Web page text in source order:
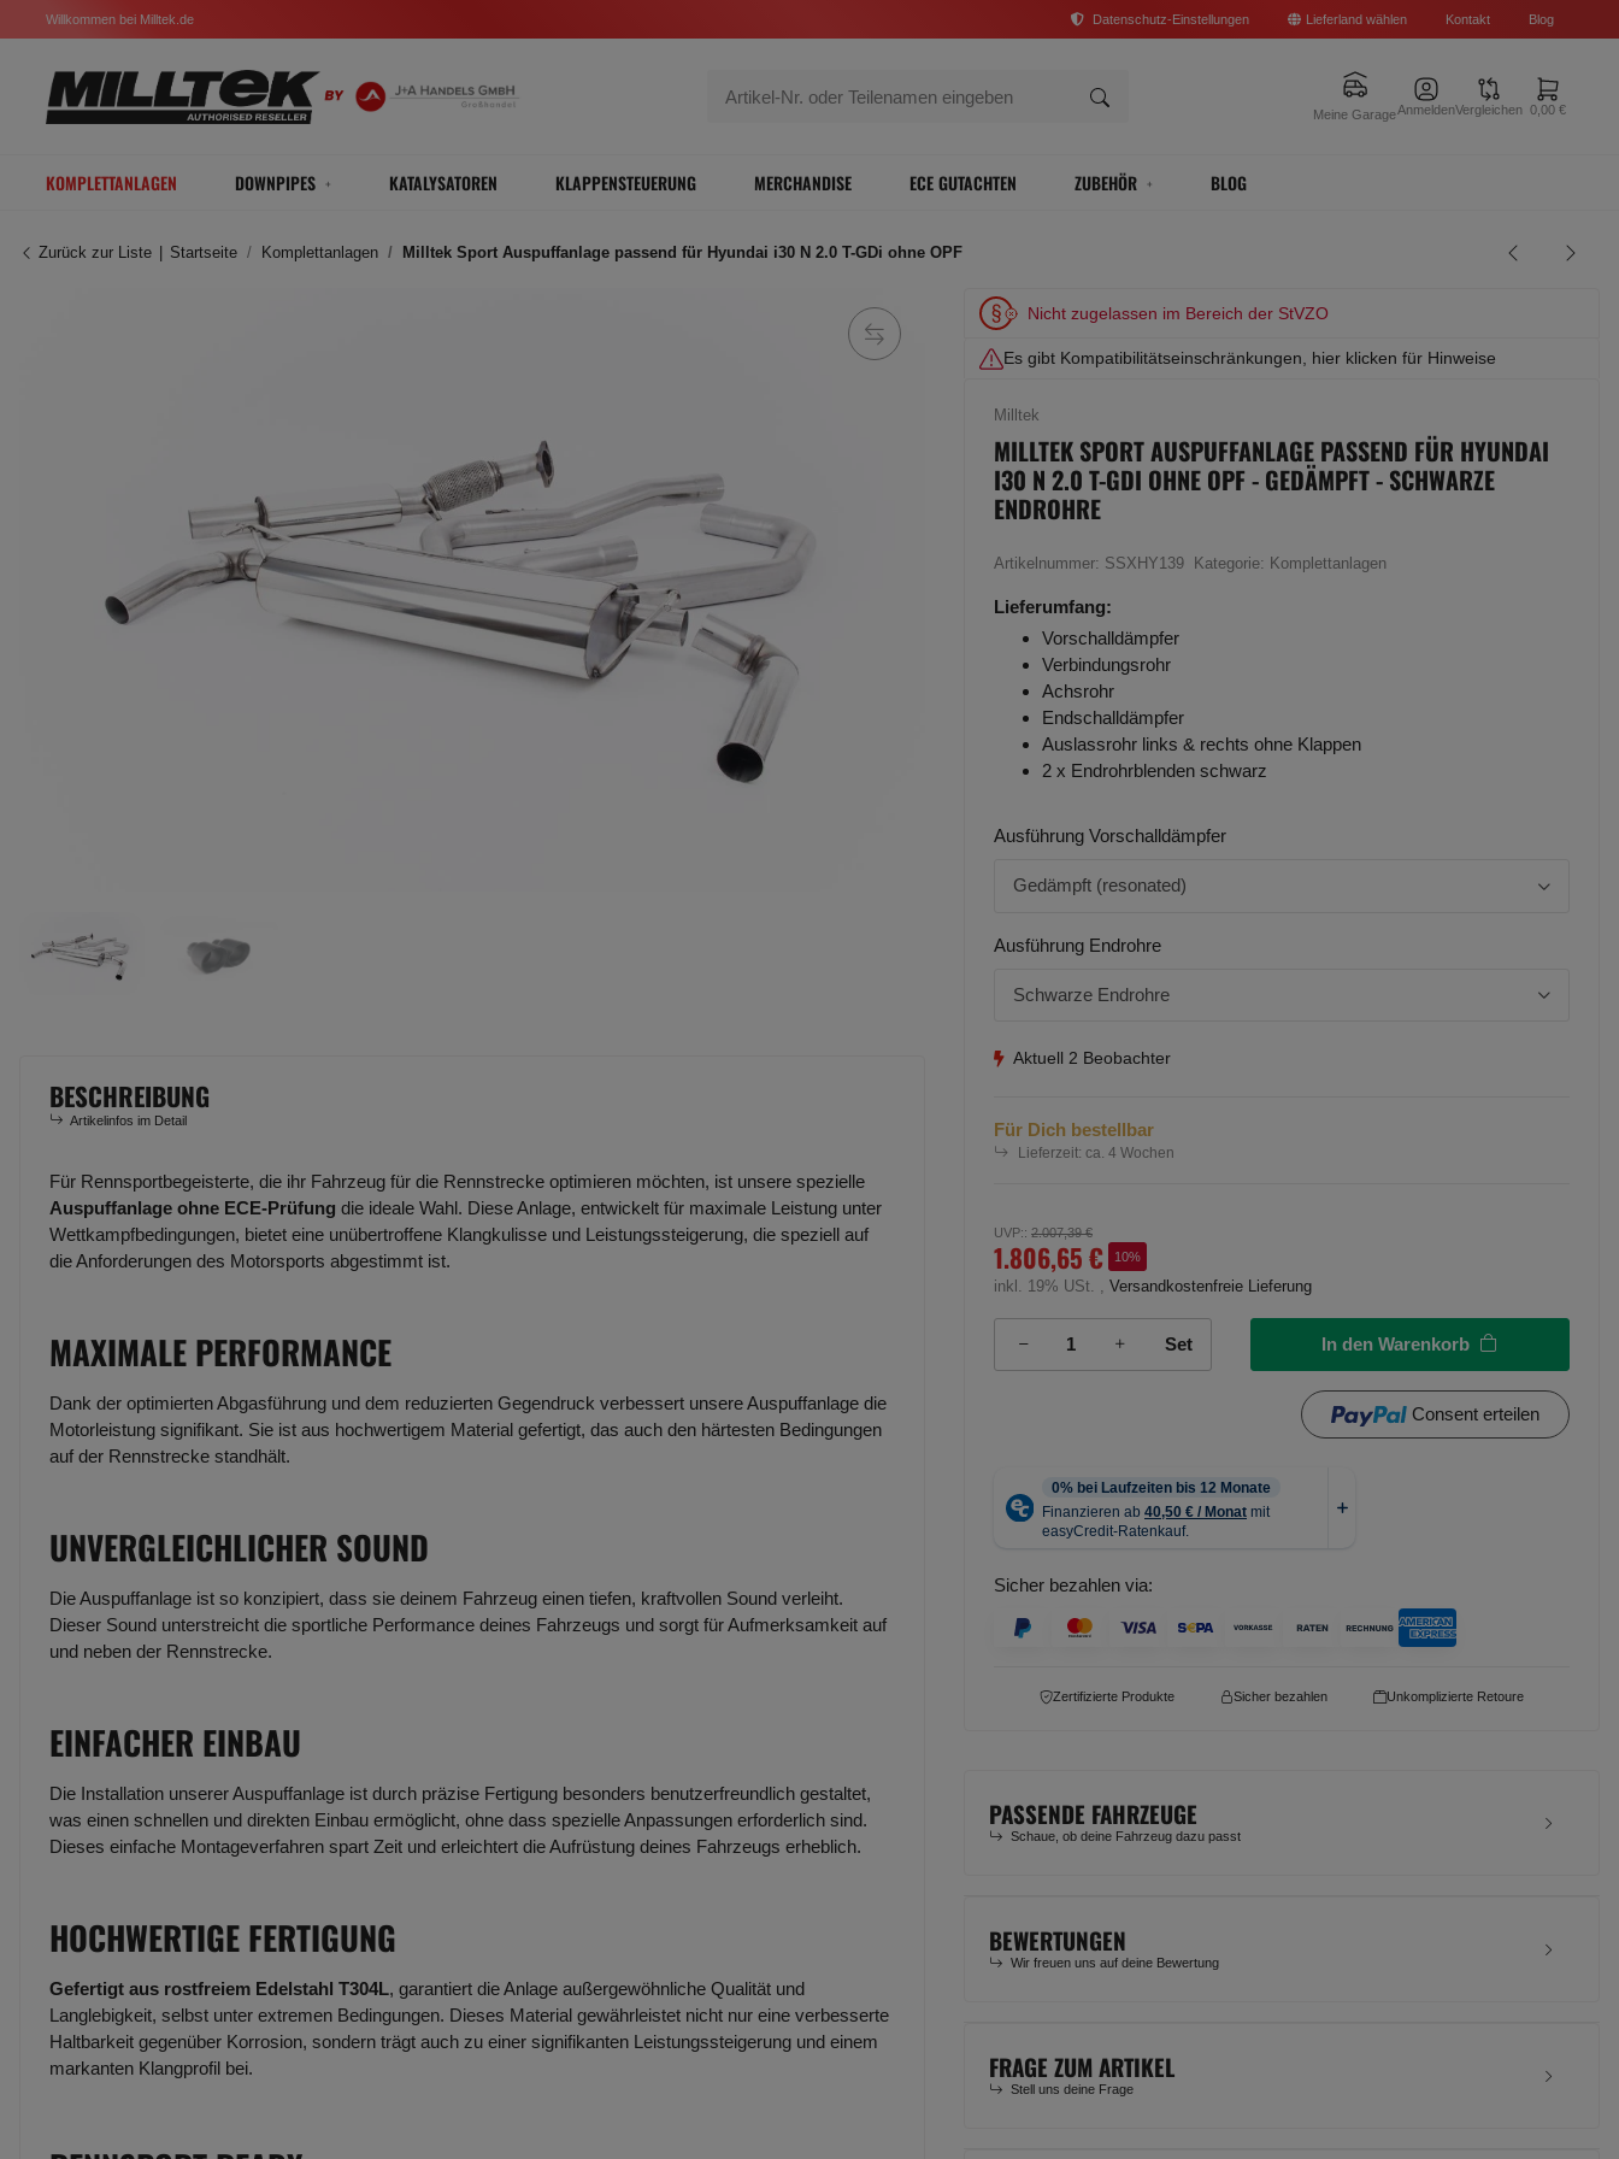
Willkommen bei Milltek.de Datenschutz-Einstellungen Lieferland wählen Kontakt Blog
Meine GarageAnmeldenVergleichen 0,00 €
KOMPLETTANLAGEN DOWNPIPES KATALYSATOREN KLAPPENSTEUERUNG MERCHANDISE ECE GUTACHTEN ZUBEHÖR BLOG
Zurück zur Liste Startseite Komplettanlagen Milltek Sport Auspuffanlage passend für Hyundai i30 N 2.0 T-GDi ohne OPF
Nicht zugelassen im Bereich der StVZO
Es gibt Kompatibilitätseinschränkungen, hier klicken für Hinweise
Milltek
MILLTEK SPORT AUSPUFFANLAGE PASSEND FÜR HYUNDAI
I30 N 2.0 T-GDI OHNE OPF - GEDÄMPFT - SCHWARZE
ENDROHRE
Artikelnummer: SSXHY139 Kategorie: Komplettanlagen
Lieferumfang:
Vorschalldämpfer
Verbindungsrohr
Achsrohr
Endschalldämpfer
Auslassrohr links & rechts ohne Klappen
2 x Endrohrblenden schwarz
Ausführung Vorschalldämpfer
Gedämpft (resonated)
Ausführung Endrohre
Schwarze Endrohre
Aktuell 2 Beobachter
Für Dich bestellbar
Lieferzeit: ca. 4 Wochen
UVP:: 2.007,39 €
1.806,65 € 10%
inkl. 19% USt. , Versandkostenfreie Lieferung
Set In den Warenkorb
Consent erteilen
Sicher bezahlen via:
Zertifizierte Produkte Sicher bezahlen Unkomplizierte Retoure
PASSENDE FAHRZEUGE
Schaue, ob deine Fahrzeug dazu passt
BEWERTUNGEN
Wir freuen uns auf deine Bewertung
FRAGE ZUM ARTIKEL
Stell uns deine Frage
BESCHREIBUNG
Artikelinfos im Detail
Für Rennsportbegeisterte, die ihr Fahrzeug für die Rennstrecke optimieren möchten, ist unsere spezielle
Auspuffanlage ohne ECE-Prüfung die ideale Wahl. Diese Anlage, entwickelt für maximale Leistung unter
Wettkampfbedingungen, bietet eine unübertroffene Klangkulisse und Leistungssteigerung, die speziell auf
die Anforderungen des Motorsports abgestimmt ist.
MAXIMALE PERFORMANCE
Dank der optimierten Abgasführung und dem reduzierten Gegendruck verbessert unsere Auspuffanlage die
Motorleistung signifikant. Sie ist aus hochwertigem Material gefertigt, das auch den härtesten Bedingungen
auf der Rennstrecke standhält.
UNVERGLEICHLICHER SOUND
Die Auspuffanlage ist so konzipiert, dass sie deinem Fahrzeug einen tiefen, kraftvollen Sound verleiht.
Dieser Sound unterstreicht die sportliche Performance deines Fahrzeugs und sorgt für Aufmerksamkeit auf
und neben der Rennstrecke.
EINFACHER EINBAU
Die Installation unserer Auspuffanlage ist durch präzise Fertigung besonders benutzerfreundlich gestaltet,
was einen schnellen und direkten Einbau ermöglicht, ohne dass spezielle Anpassungen erforderlich sind.
Dieses einfache Montageverfahren spart Zeit und erleichtert die Aufrüstung deines Fahrzeugs erheblich.
HOCHWERTIGE FERTIGUNG
Gefertigt aus rostfreiem Edelstahl T304L, garantiert die Anlage außergewöhnliche Qualität und
Langlebigkeit, selbst unter extremen Bedingungen. Dieses Material gewährleistet nicht nur eine verbesserte
Haltbarkeit gegenüber Korrosion, sondern trägt auch zu einer signifikanten Leistungssteigerung und einem
markanten Klangprofil bei.